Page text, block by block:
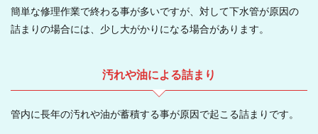
簡単な修理作業で終わる事が多いですが、対して下水管が原因の
詰まりの場合には、少し大がかりになる場合があります。
汚れや油による詰まり
管内に長年の汚れや油が蓄積する事が原因で起こる詰まりです。